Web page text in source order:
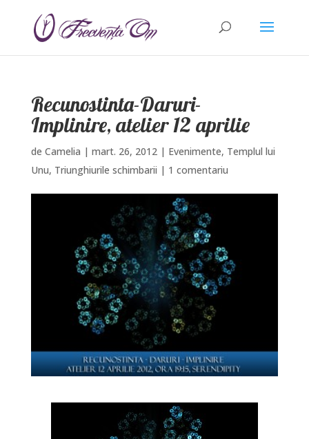
Recunostinta-Daruri-
Implinire, atelier 12 aprilie
de Camelia | mart. 26, 2012| Evenimente, Templul lui
Unu, Triunghiurile schimbarii | 1 comentariu